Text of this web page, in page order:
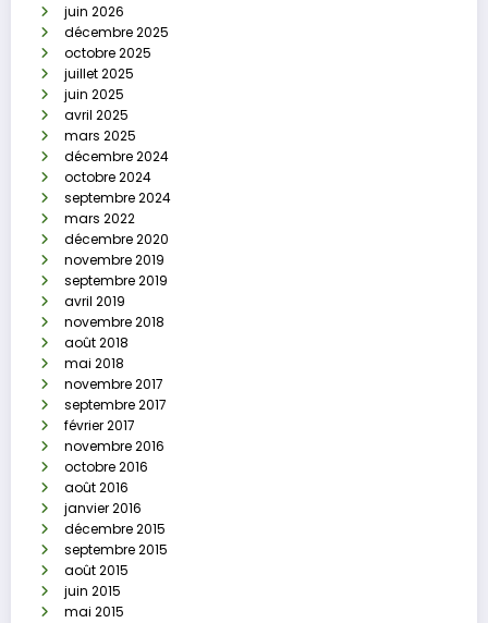
juin 2026
décembre 2025
octobre 2025
juillet 2025
juin 2025
avril 2025
mars 2025
décembre 2024
octobre 2024
septembre 2024
mars 2022
décembre 2020
novembre 2019
septembre 2019
avril 2019
novembre 2018
août 2018
mai 2018
novembre 2017
septembre 2017
février 2017
novembre 2016
octobre 2016
août 2016
janvier 2016
décembre 2015
septembre 2015
août 2015
juin 2015
mai 2015